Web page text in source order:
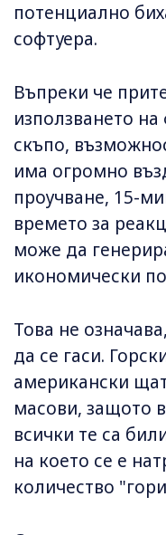
потенциално
софтуера.
Въпреки че
използването
скъпо,
има огромно
проучване, 15-
времето за
може да
икономически
Това не
да се гаси.
американски
масови, защото
всички те са
на което се е
количество